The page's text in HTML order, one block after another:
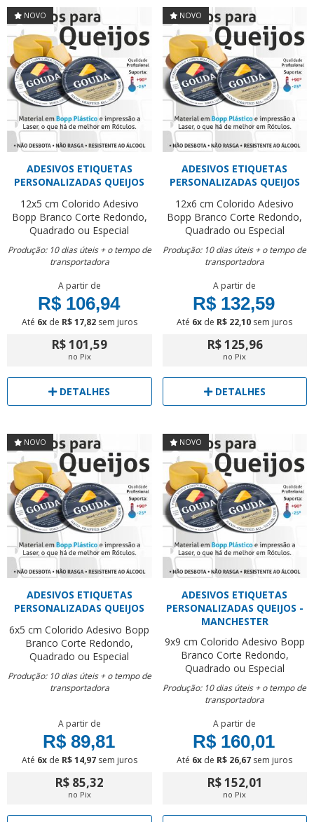
NOVO
ADESIVOS ETIQUETAS
PERSONALIZADAS QUEIJOS
12x5 cm Colorido Adesivo
Bopp Branco Corte Redondo,
Quadrado ou Especial
Produção: 10 dias úteis + o tempo de
transportadora
A partir de
R$ 106,94
Até 6xde R$ 17,82sem juros
R$ 101,59
no Pix
DETALHES
NOVO
ADESIVOS ETIQUETAS
PERSONALIZADAS QUEIJOS
12x6 cm Colorido Adesivo
Bopp Branco Corte Redondo,
Quadrado ou Especial
Produção: 10 dias úteis + o tempo de
transportadora
A partir de
R$ 132,59
Até 6x de R$ 22,10 sem juros
R$ 125,96
no Pix
DETALHES
NOVO
ADESIVOS ETIQUETAS
PERSONALIZADAS QUEIJOS
6x5 cm Colorido Adesivo Bopp
Branco Corte Redondo,
Quadrado ou Especial
Produção: 10 dias úteis + o tempo de
transportadora
A partir de
R$ 89,81
Até 6xde R$ 14,97sem juros
R$ 85,32
no Pix
NOVO
ADESIVOS ETIQUETAS
PERSONALIZADAS QUEIJOS -
MANCHESTER
9x9 cm Colorido Adesivo Bopp
Branco Corte Redondo,
Quadrado ou Especial
Produção: 10 dias úteis + o tempo de
transportadora
A partir de
R$ 160,01
Até 6x de R$ 26,67 sem juros
R$ 152,01
no Pix